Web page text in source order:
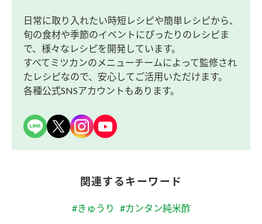
日常に取り入れたい時短レシピや簡単レシピから、
旬の食材や季節のイベントにぴったりのレシピま
で、様々なレシピを開発しています。
すべてミツカンのメニューチームによって監修され
たレシピなので、安心してご活用いただけます。
各種公式SNSアカウントもあります。
関連するキーワード
#きゅうり #カンタン純米酢